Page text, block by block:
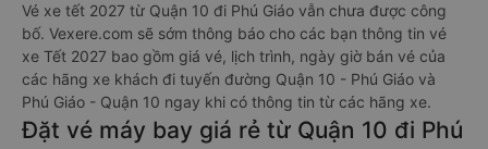
Vé xe tết 2027 từ Quận 10 đi Phú Giáo vẫn chưa được công
bố. Vexere.com sẽ sớm thông báo cho các bạn thông tin vé
xe Tết 2027 bao gồm giá vé, lịch trình, ngày giờ bán vé của
các hãng xe khách đi tuyến đường Quận 10 - Phú Giáo và
Phú Giáo - Quận 10 ngay khi có thông tin từ các hãng xe.
Đặt vé máy bay giá rẻ từ Quận 10 đi Phú